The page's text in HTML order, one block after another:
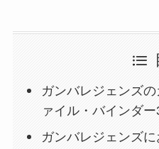
ガンバレジェンズ
ァイル・バインダ
ガンバレジェンズ